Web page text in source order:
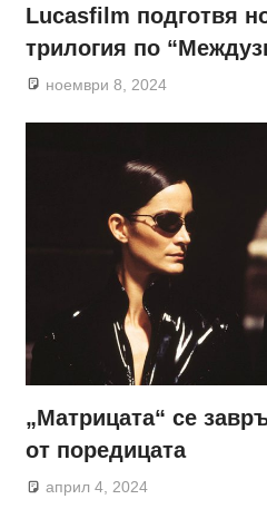
Lucasfilm подготвя
трилогия по
ноември 8, 2024
„Матрицата“ се
от поредицата
април 4, 2024